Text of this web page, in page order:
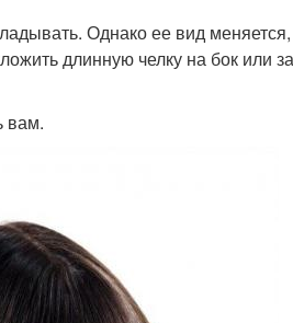
Однако ее вид меняется,
длинную челку на бок или
вам.